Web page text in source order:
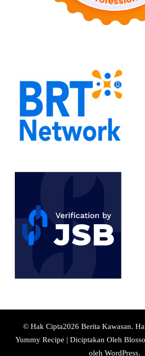
© Hak Cipta2026 Berita Kawasan.
Yummy Recipe | Diciptakan Oleh
oleh WordPress.